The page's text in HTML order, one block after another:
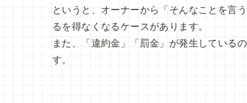
というと、オーナーから「そんなことを言
るを得なくなるケースがあります。
また、「違約金」「罰金」が発生している
す。